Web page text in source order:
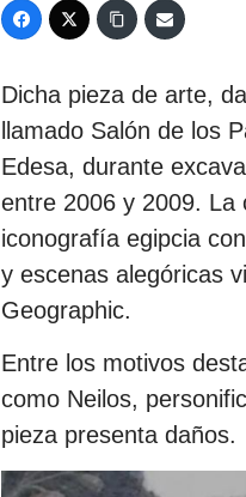
Dicha pieza de arte,
llamado Salón de los
Edesa, durante
entre 2006 y 2009. La
iconografía egipcia
y escenas alegóricas
Geographic.
Entre los motivos
como Neilos,
pieza presenta daños.